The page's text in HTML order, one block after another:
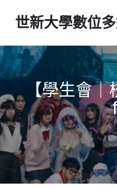
世新大學數位
【學生會